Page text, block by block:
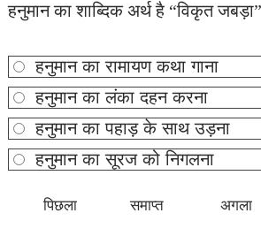
हनुमान का शाब्दिक अर्थ है “विकृत
हनुमान का रामायण कथा गाना
हनुमान का लंका दहन करना
हनुमान का पहाड़ के साथ उड़ना
हनुमान का सूरज को निगलना